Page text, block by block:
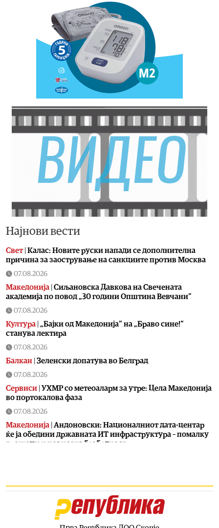
Најнови вести
Свет| Калас: Новите руски напади се дополнителна
причина за заострување на санкциите против Москва
07.08.2026
Македонија Сиљановска Давкова на Свечената
академија по повод „30 години Општина Вевчани“
07.08.2026
Култура „Бајки од Македонија“ на „Браво сине!“
станува лектира
07.08.2026
Балкан Зеленски допатува во Белград
07.08.2026
Сервиси УХМР со метеоаларм за утре: Цела Македонија
во портокалова фаза
07.08.2026
Македонија Андоновски: Националниот дата-центар
ќе ја обедини државната ИТ инфраструктура – помалку
трошоци и повисока безбедност
Скокна минималниот износ за К-15 – Еве
колку пари ќе ни легнат на сметка годинава